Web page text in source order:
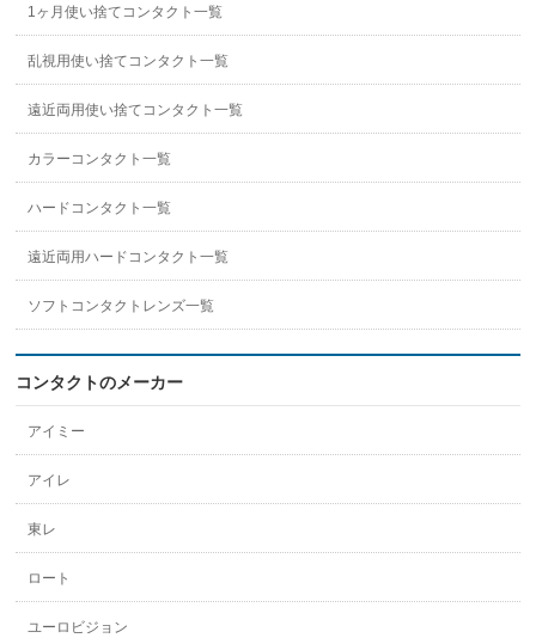
1ヶ月使い捨てコンタクト一覧
乱視用使い捨てコンタクト一覧
遠近両用使い捨てコンタクト一覧
カラーコンタクト一覧
ハードコンタクト一覧
遠近両用ハードコンタクト一覧
ソフトコンタクトレンズ一覧
コンタクトのメーカー
アイミー
アイレ
東レ
ロート
ユーロビジョン